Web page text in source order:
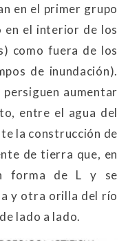
en el primer grupo
en el interior de los
como fuera de los
de inundación).
aumentar
entre el agua del
la construcción de
de tierra que, en
forma de L y se
y otra orilla del río
lado a lado.